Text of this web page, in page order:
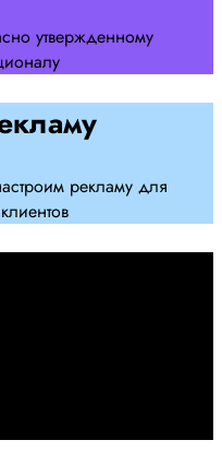
утвержденному
рекламу для